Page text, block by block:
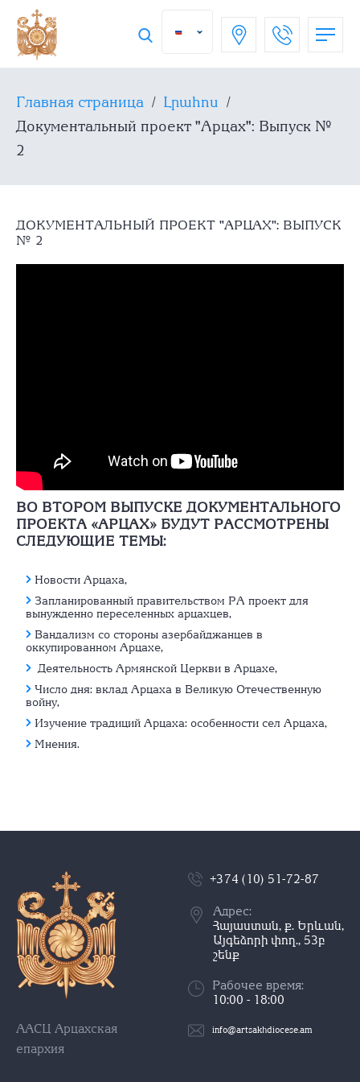
Главная страница / Լրահոս /
Документальный проект "Арцах": Выпуск №
2
ДОКУМЕНТАЛЬНЫЙ ПРОЕКТ "АРЦАХ": ВЫПУСК
№ 2
ВО ВТОРОМ ВЫПУСКЕ ДОКУМЕНТАЛЬНОГО
ПРОЕКТА «АРЦАХ» БУДУТ РАССМОТРЕНЫ
СЛЕДУЮЩИЕ ТЕМЫ:
Новости Арцаха,
Запланированный правительством РА проект для
вынужденно переселенных арцахцев,
Вандализм со стороны азербайджанцев в
оккупированном Арцахе,
Деятельность Армянской Церкви в Арцахе,
Число дня: вклад Арцаха в Великую Отечественную
войну,
Изучение традиций Арцаха: особенности сел Арцаха,
Мнения.
ААСЦ Арцахская
епархия
+374 (10) 51-72-87
Адрес:
Հայաստան, ք. Երևան,
Այգեձորի փող., 53բ
շենք
Рабочее время:
10:00 - 18:00
info@artsakhdiocese.am